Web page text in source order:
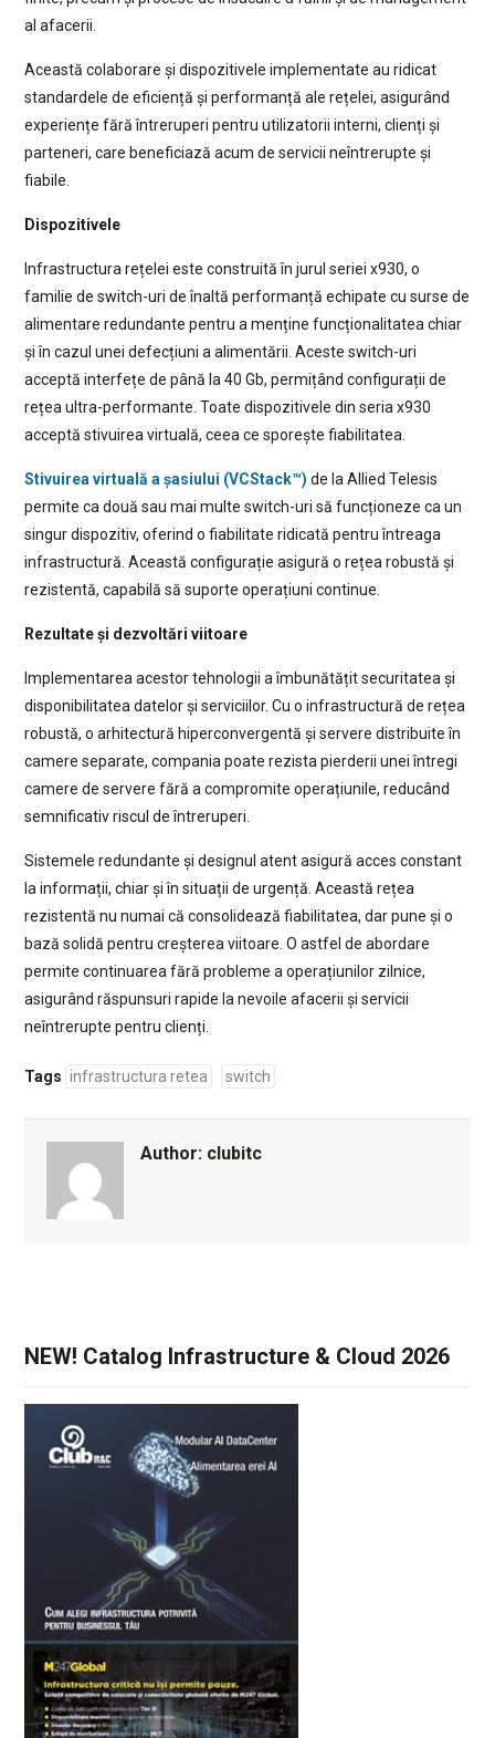
al afacerii.
Această colaborare și dispozitivele implementate au ridicat
standardele de eficiență și performanță ale rețelei, asigurând
experiențe fără întreruperi pentru utilizatorii interni, clienți și
parteneri, care beneficiază acum de servicii neîntrerupte și
fiabile.
Dispozitivele
Infrastructura rețelei este construită în jurul seriei x930, o
familie de switch-uri de înaltă performanță echipate cu surse de
alimentare redundante pentru a menține funcționalitatea chiar
și în cazul unei defecțiuni a alimentării. Aceste switch-uri
acceptă interfețe de până la 40 Gb, permițând configurații de
rețea ultra-performante. Toate dispozitivele din seria x930
acceptă stivuirea virtuală, ceea ce sporește fiabilitatea.
Stivuirea virtuală a șasiului (VCStack™) de la Allied Telesis
permite ca două sau mai multe switch-uri să funcționeze ca un
singur dispozitiv, oferind o fiabilitate ridicată pentru întreaga
infrastructură. Această configurație asigură o rețea robustă și
rezistentă, capabilă să suporte operațiuni continue.
Rezultate și dezvoltări viitoare
Implementarea acestor tehnologii a îmbunătățit securitatea și
disponibilitatea datelor și serviciilor. Cu o infrastructură de rețea
robustă, o arhitectură hiperconvergentă și servere distribuite în
camere separate, compania poate rezista pierderii unei întregi
camere de servere fără a compromite operațiunile, reducând
semnificativ riscul de întreruperi.
Sistemele redundante și designul atent asigură acces constant
la informații, chiar și în situații de urgență. Această rețea
rezistentă nu numai că consolidează fiabilitatea, dar pune și o
bază solidă pentru creșterea viitoare. O astfel de abordare
permite continuarea fără probleme a operațiunilor zilnice,
asigurând răspunsuri rapide la nevoile afacerii și servicii
neîntrerupte pentru clienți.
Tags infrastructura retea switch
Author: clubitc
NEW! Catalog Infrastructure & Cloud 2026